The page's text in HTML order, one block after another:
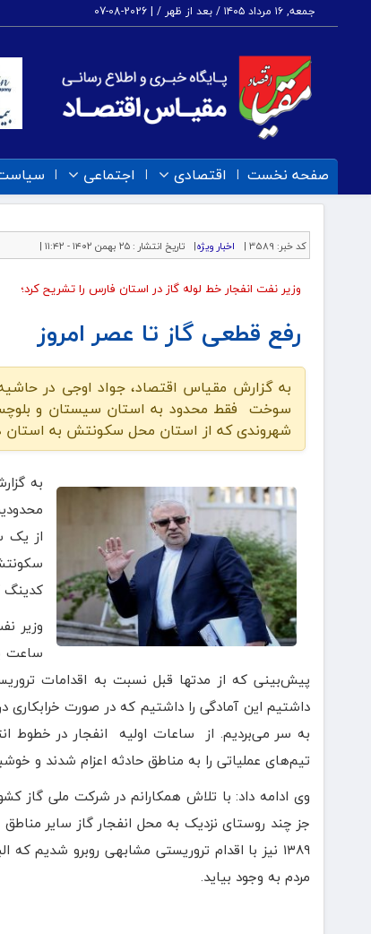
جمعه, ۱۶ مرداد ۱۴۰۵ / بعد از ظهر / |
2026-08-07
صفحه نخست اقتصادی اجتماعی
کد خبر: 3589 | اخبار ویژه| تاریخ انتشار : ۲۵ بهمن ۱۴۰۲ - ۱۱:۴۲ |
وزیر نفت انفجار خط لوله گاز در استان فارس را تشریح کرد؛
رفع قطعی گاز تا عصر امروز
به گزارش مقیاس اقتصاد، جواد اوجی در
سوخت فقط محدود به استان سیستان و
شهروندی که از استان محل سکونتش به استان
به
از یک
کدینگ
وزیر
ساعت
داشتیم این آمادگی را داشتیم که در صورت
به سر می‌بردیم. از ساعات اولیه انفجار در خطوط
تیم‌های عملیاتی را به مناطق حادثه اعزام شدند و
وی ادامه داد: با تلاش همکارانم در شرکت ملی گاز
۱۳۸۹ نیز با اقدام تروریستی مشابهی روبرو
مردم به وجود بیاید.